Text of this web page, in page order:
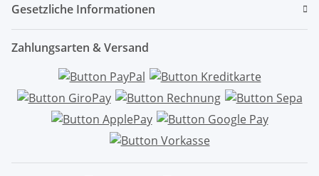
Gesetzliche Informationen
Zahlungsarten & Versand